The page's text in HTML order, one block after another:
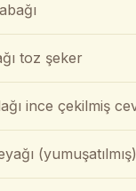
toz şeker
ince çekilmiş
(yumuşatılmış)